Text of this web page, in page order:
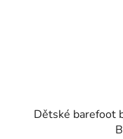
Dětské barefoot